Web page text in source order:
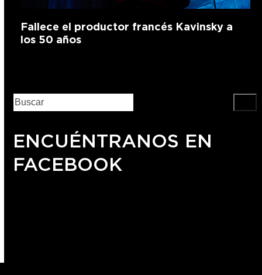
Fallece el productor francés Kavinsky a
los 50 años
ENCUÉNTRANOS EN
FACEBOOK